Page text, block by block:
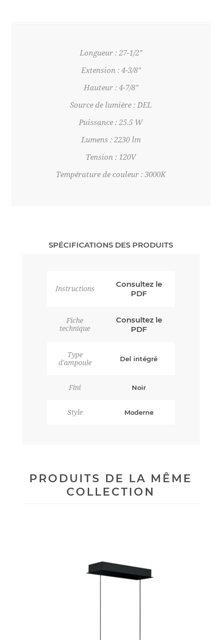
Longueur : 27-1/2"
Extension : 4-3/8"
Hauteur : 4-7/8"
Source de lumière : DEL
Puissance : 25.5 W
Lumens : 2230 lm
Tension : 120V
Température de couleur : 3000K
SPÉCIFICATIONS DES PRODUITS
Instructions
Consultez le
PDF
Fiche
technique
Consultez le
PDF
Type
d'ampoule
Del intégré
Fini Noir
Style Moderne
PRODUITS DE LA MÊME
COLLECTION